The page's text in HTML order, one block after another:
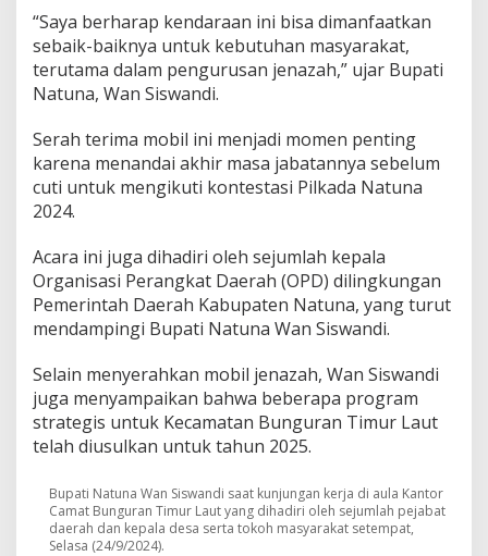
r
a
n
T
u
r
L
a
“Saya berharap kendaraan ini bisa dimanfaatkan
sebaik-baiknya untuk kebutuhan masyarakat,
terutama dalam pengurusan jenazah,” ujar Bupati
Natuna, Wan Siswandi.
Serah terima mobil ini menjadi momen penting
karena menandai akhir masa jabatannya sebelum
cuti untuk mengikuti kontestasi Pilkada Natuna
2024.
Acara ini juga dihadiri oleh sejumlah kepala
Organisasi Perangkat Daerah (OPD) dilingkungan
Pemerintah Daerah Kabupaten Natuna, yang turut
mendampingi Bupati Natuna Wan Siswandi.
Selain menyerahkan mobil jenazah, Wan Siswandi
juga menyampaikan bahwa beberapa program
strategis untuk Kecamatan Bunguran Timur Laut
telah diusulkan untuk tahun 2025.
Bupati Natuna Wan Siswandi saat kunjungan kerja di aula Kantor
Camat Bunguran Timur Laut yang dihadiri oleh sejumlah pejabat
daerah dan kepala desa serta tokoh masyarakat setempat,
Selasa (24/9/2024).